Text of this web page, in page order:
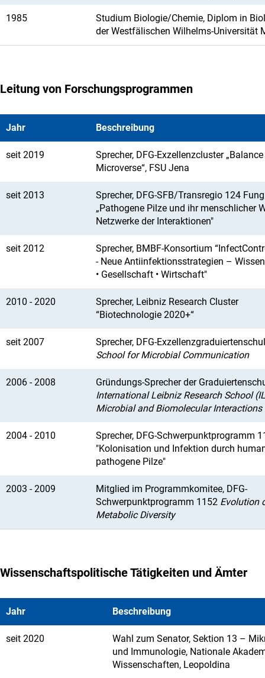
1985
Studium Biologie/Chemie, Diplom in
der Westfälischen Wilhelms-Universität
Leitung von Forschungsprogrammen
Jahr Beschreibung
seit 2019
Sprecher, DFG-Exzellenzcluster
Microverse“, FSU Jena
seit 2013
Sprecher, DFG-SFB/Transregio 124
„Pathogene Pilze und ihr menschlicher
Netzwerke der Interaktionen"
seit 2012
Sprecher, BMBF-Konsortium
- Neue Antiinfektionsstrategien –
• Gesellschaft • Wirtschaft"
2010 - 2020
Sprecher, Leibniz Research Cluster
“Biotechnologie 2020+“
seit 2007
Sprecher, DFG-
School for Microbial Communication
2006 - 2008
Gründungs-Sprecher der
International Leibniz Research School
Microbial and Biomolecular Interactions
2004 - 2010
Sprecher, DFG-Schwerpunktprogramm
"Kolonisation und Infektion durch
pathogene Pilze"
2003 - 2009
Mitglied im Programmkomitee, DFG-
Schwerpunktprogramm 1152 Evolution
Metabolic Diversity
Wissenschaftspolitische Tätigkeiten und Ämter
Jahr Beschreibung
seit 2020
Wahl zum Senator, Sektion 13 –
und Immunologie, Nationale
Wissenschaften, Leopoldina